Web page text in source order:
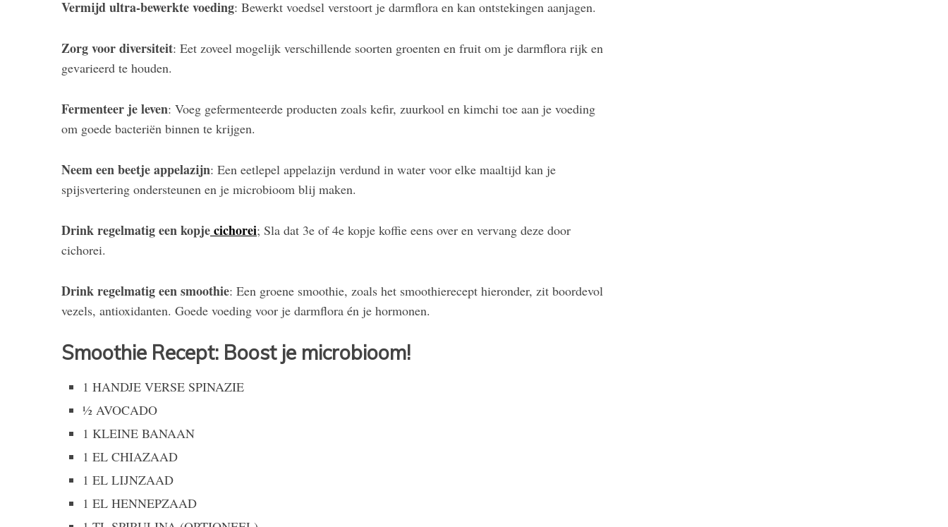
Vermijd ultra-bewerkte voeding: Bewerkt voedsel verstoort je darmflora en kan ontstekingen aanjagen.
Zorg voor diversiteit: Eet zoveel mogelijk verschillende soorten groenten en fruit om je darmflora rijk en
gevarieerd te houden.
Fermenteer je leven: Voeg gefermenteerde producten zoals kefir, zuurkool en kimchi toe aan je voeding
om goede bacteriën binnen te krijgen.
Neem een beetje appelazijn: Een eetlepel appelazijn verdund in water voor elke maaltijd kan je
spijsvertering ondersteunen en je microbioom blij maken.
Drink regelmatig een kopjecichorei; Sla dat 3e of 4e kopje koffie eens over en vervang deze door
cichorei.
Drink regelmatig een smoothie: Een groene smoothie, zoals het smoothierecept hieronder, zit boordevol
vezels, antioxidanten. Goede voeding voor je darmflora én je hormonen.
Smoothie Recept: Boost je microbioom!
1 HANDJE VERSE SPINAZIE
½ AVOCADO
1 KLEINE BANAAN
1 EL CHIAZAAD
1 EL LIJNZAAD
1 EL HENNEPZAAD